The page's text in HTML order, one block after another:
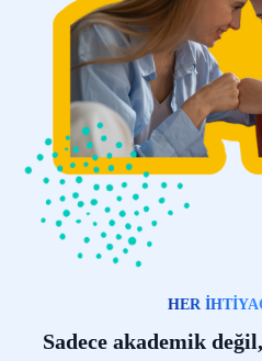
HER
Sadece akademik